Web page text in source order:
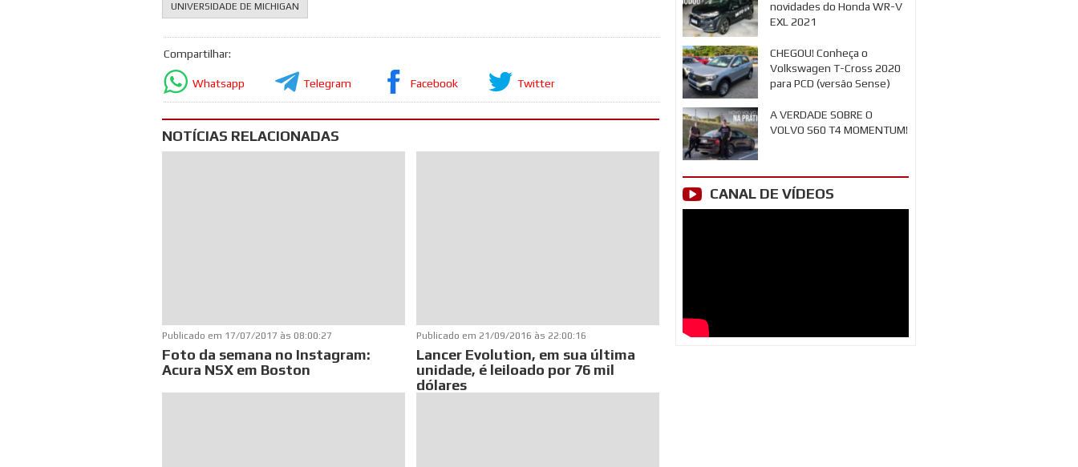
UNIVERSIDADE DE MICHIGAN
Compartilhar:
Whatsapp Telegram Facebook Twitter
NOTÍCIAS RELACIONADAS
Publicado em 17/07/2017 às 08:00:27
Foto da semana no Instagram:
Acura NSX em Boston
Publicado em 21/09/2016 às 22:00:16
Lancer Evolution, em sua última
unidade, é leiloado por 76 mil
dólares
novidades do Honda WR-V
EXL 2021
CHEGOU! Conheça o
Volkswagen T-Cross 2020
para PCD (versão Sense)
A VERDADE SOBRE O
VOLVO S60 T4 MOMENTUM!
CANAL DE VÍDEOS